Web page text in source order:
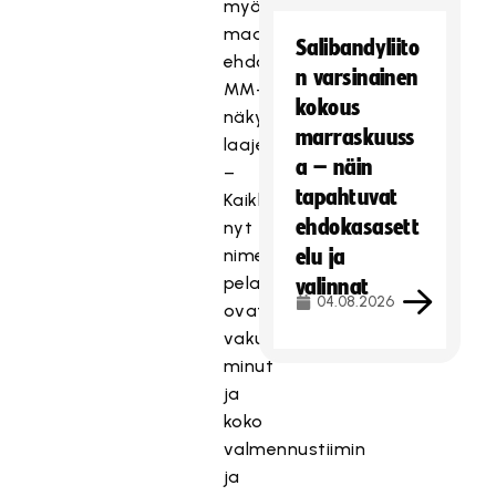
myös
maajoukkue-
ehdokkaiden
MM-
näkymiä
laajemmin.
–
Kaikki
nyt
nimetyt
pelaajat
ovat
vakuuttaneet
minut
ja
koko
valmennustiimin
ja
Salibandyliito
n varsinainen
kokous
marraskuuss
a – näin
tapahtuvat
ehdokasasett
elu ja
valinnat
04.08.2026